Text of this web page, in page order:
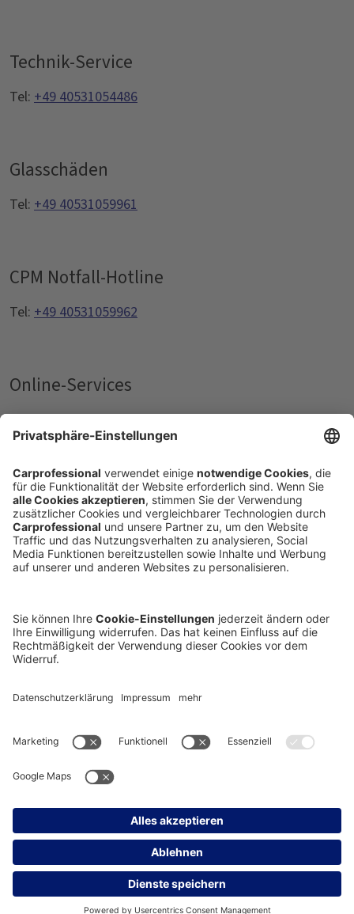
Technik-Service
Tel: +49 40531054486
Glasschäden
Tel: +49 40531059961
CPM Notfall-Hotline
Tel: +49 40531059962
Online-Services
Unsere Werkstatt- und Reifenpartner sowie alle
relevanten Hinweise in Ihrer Nähe finden Sie in unserem
Online-Kundenportal unter CPM-UX.de
oder in der
kostenlosenService-App CPM-UX.
​Bitte beachten Sie Ihre geltenden Firmenrichtlinien.
Online Services
Société Générale Datenschutz Impressum Whistleblowing
© 2026 Car Professional Fuhrparkmanagement und Beratungsgesellschaft